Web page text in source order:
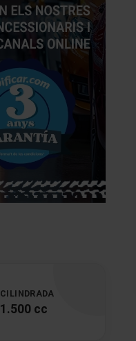
CILINDRADA
1.500 cc